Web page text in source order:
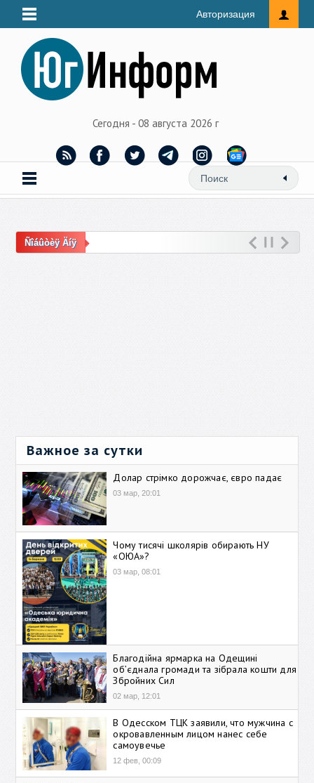
Авторизация
Сегодня - 08 августа 2026 г
Ñîáûòèÿ Äíÿ
Важное за сутки
Долар стрімко дорожчає, євро падає
03 мар, 20:01
Чому тисячі школярів обирають НУ
«ОЮА»?
03 мар, 08:01
Благодійна ярмарка на Одещині
об’єднала громади та зібрала кошти для
Збройних Сил
02 мар, 12:01
В Одесском ТЦК заявили, что мужчина с
окровавленным лицом нанес себе
самоувечье
12 фев, 00:09